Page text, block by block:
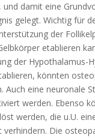
und damit eine
gelegt. Wichtig für
der
etablieren
der Hypothalamus-
könnten
Auch eine neuronale
werden. Ebenso
werden, die u.U.
verhindern. Die